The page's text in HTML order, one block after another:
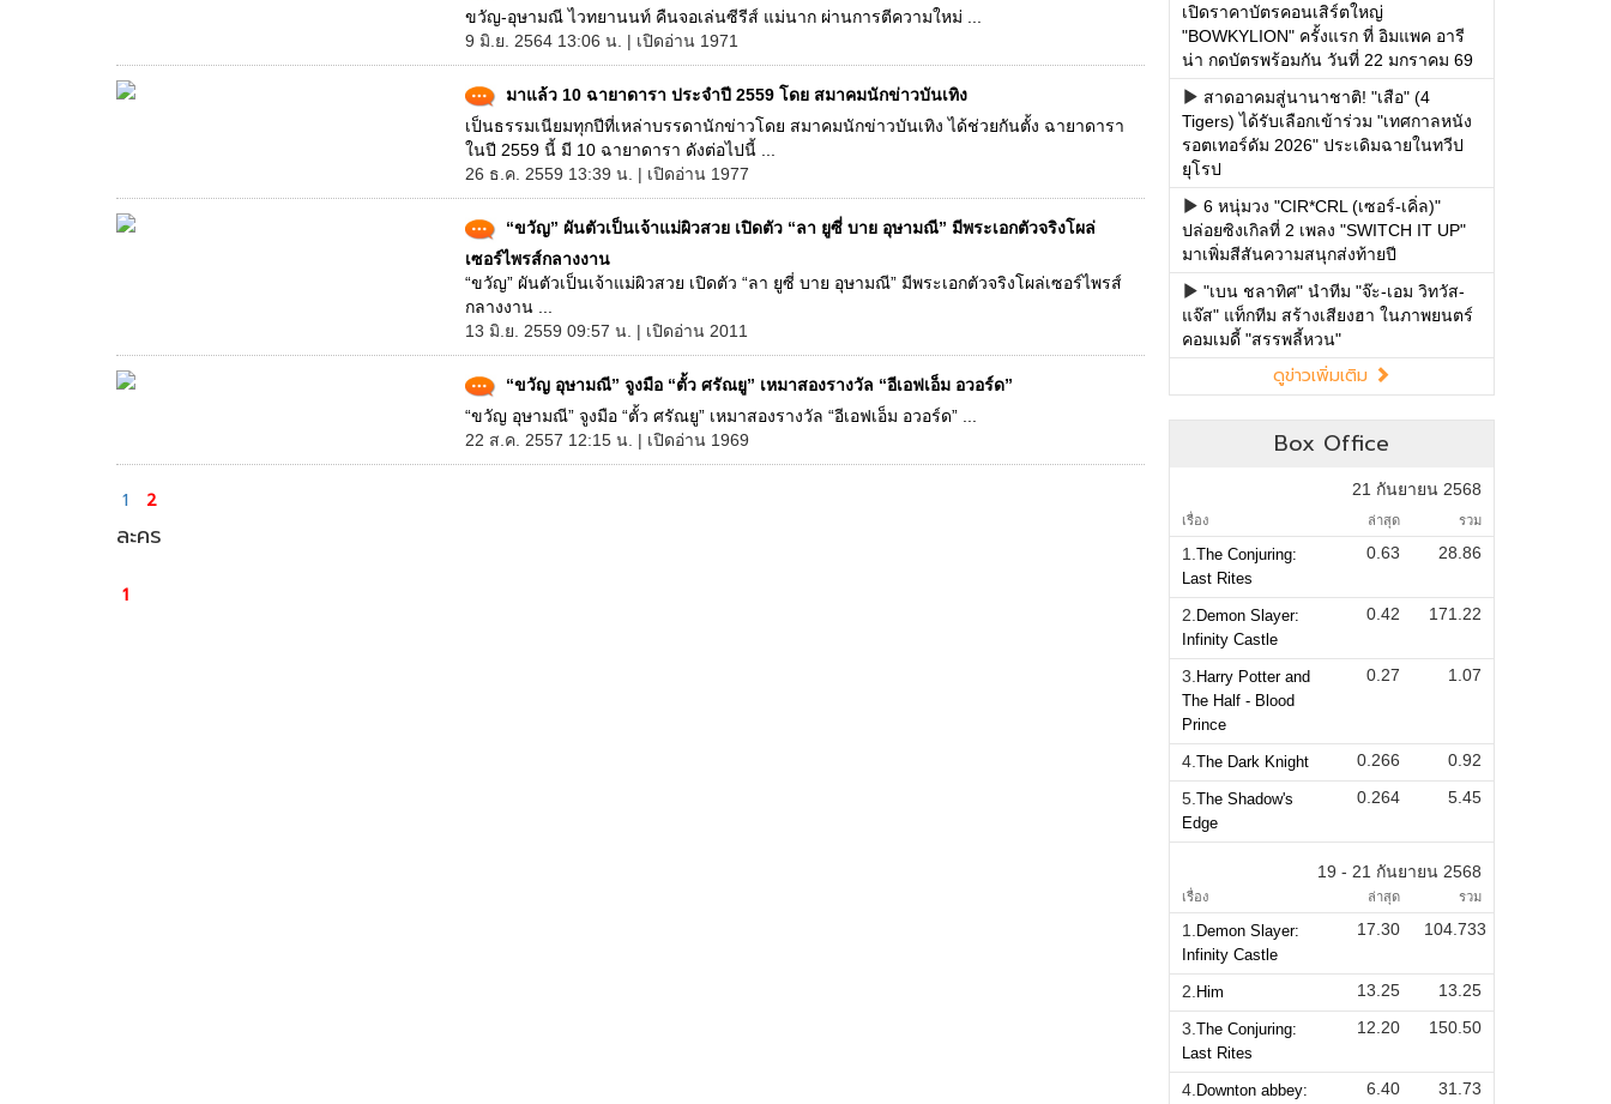
ขวัญ-อุษามณี ไวทยานนท์ คืนจอเล่นซีรีส์ แม่นาก ผ่านการตีความใหม่ ...
9 มิ.ย. 2564 13:06 น. | เปิดอ่าน 1971
มาแล้ว 10 ฉายาดารา ประจำปี 2559 โดย สมาคมนักข่าวบันเทิง
เป็นธรรมเนียมทุกปีที่เหล่าบรรดานักข่าวโดย สมาคมนักข่าวบันเทิง ได้ช่วยกันตั้ง ฉายาดารา
ในปี 2559 นี้ มี 10 ฉายาดารา ดังต่อไปนี้ ...
26 ธ.ค. 2559 13:39 น. | เปิดอ่าน 1977
“ขวัญ” ผันตัวเป็นเจ้าแม่ผิวสวย เปิดตัว “ลา ยูซี่ บาย อุษามณี” มีพระเอกตัวจริงโผล่
เซอร์ไพรส์กลางงาน
“ขวัญ” ผันตัวเป็นเจ้าแม่ผิวสวย เปิดตัว “ลา ยูซี่ บาย อุษามณี” มีพระเอกตัวจริงโผล่เซอร์ไพรส์
กลางงาน ...
13 มิ.ย. 2559 09:57 น. | เปิดอ่าน 2011
“ขวัญ อุษามณี” จูงมือ “ตั้ว ศรัณยู” เหมาสองรางวัล “อีเอฟเอ็ม อวอร์ด”
“ขวัญ อุษามณี” จูงมือ “ตั้ว ศรัณยู” เหมาสองรางวัล “อีเอฟเอ็ม อวอร์ด” ...
22 ส.ค. 2557 12:15 น. | เปิดอ่าน 1969
1 2
ละคร
1
เปิดราคาบัตรคอนเสิร์ตใหญ่
"BOWKYLION" ครั้งแรก ที่ อิมแพค อารี
น่า กดบัตรพร้อมกัน วันที่ 22 มกราคม 69
สาดอาคมสู่นานาชาติ! "เสือ" (4
Tigers) ได้รับเลือกเข้าร่วม "เทศกาลหนัง
รอตเทอร์ดัม 2026" ประเดิมฉายในทวีป
ยุโรป
6 หนุ่มวง "CIR*CRL (เซอร์-เคิ่ล)"
ปล่อยซิงเกิลที่ 2 เพลง "SWITCH IT UP"
มาเพิ่มสีสันความสนุกส่งท้ายปี
"เบน ชลาทิศ" นำทีม "จ๊ะ-เอม วิทวัส-
แจ๊ส" แท็กทีม สร้างเสียงฮา ในภาพยนตร์
คอมเมดี้ "สรรพลี้หวน"
ดูข่าวเพิ่มเติม
Box Office
21 กันยายน 2568
เรื่อง ล่าสุด รวม
1. The Conjuring:
Last Rites
0.63 28.86
2. Demon Slayer:
Infinity Castle
0.42 171.22
3. Harry Potter and
The Half - Blood
Prince
0.27 1.07
4. The Dark Knight 0.266
0.92
5. The Shadow's
Edge
0.264 5.45
19 - 21 กันยายน 2568
เรื่อง ล่าสุด รวม
1. Demon Slayer:
Infinity Castle
17.30 104.733
2. Him 13.25
13.25
3. The Conjuring:
Last Rites
12.20 150.50
4. Downton abbey: 6.40 31.73